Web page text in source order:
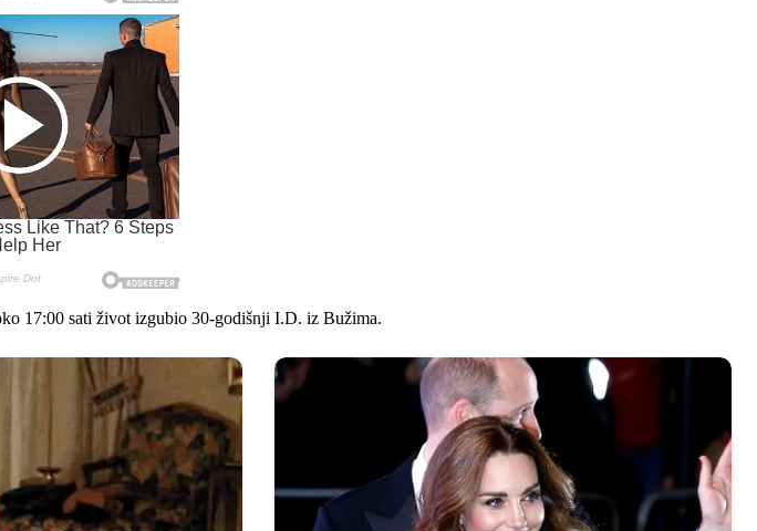
17:00 sati život izgubio 30-godišnji I.D. iz Bužima.